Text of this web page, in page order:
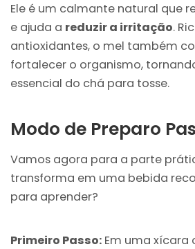
Ele é um calmante natural que
e ajuda a reduzir a irritação.
antioxidantes, o mel também
fortalecer o organismo,
essencial do chá para tosse.
Modo de Preparo
Vamos agora para a parte
transforma em uma bebida
para aprender?
Primeiro Passo: Em uma xícara